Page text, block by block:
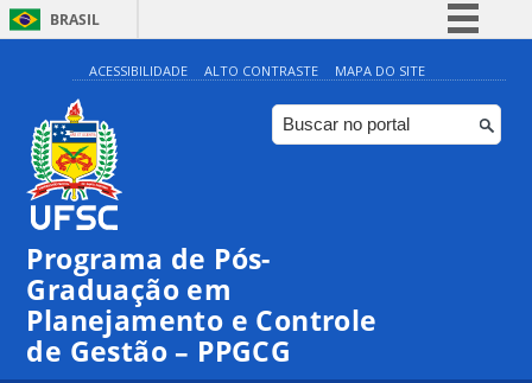
BRASIL
Simplifique!
Comunica BR
Participe
ACESSIBILIDADE ALTO CONTRASTE MAPA DO SITE
Programa de Pós-
Graduação em
Planejamento e Controle
de Gestão – PPGCG